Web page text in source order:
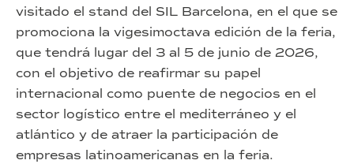
visitado el stand del SIL Barcelona, en el que se
promociona la vigesimoctava edición de la feria,
que tendrá lugar del 3 al 5 de junio de 2026,
con el objetivo de reafirmar su papel
internacional como puente de negocios en el
sector logístico entre el mediterráneo y el
atlántico y de atraer la participación de
empresas latinoamericanas en la feria.